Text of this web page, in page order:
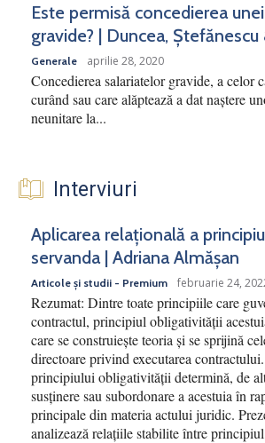
Este permisă concedierea
gravide? | Duncea,
Generale aprilie 28, 2020
Concedierea salariatelor gravide, a celor
curând sau care alăptează a dat naștere
neunitare la...
Interviuri
Aplicarea relațională a
servanda | Adriana Almășan
Articole și studii - Premium februarie 24,
Rezumat: Dintre toate principiile care
contractul, principiul obligativității
care se construiește teoria și se sprijină
directoare privind executarea
principiului obligativității determină, de
susținere sau subordonare a acestuia în
principale din materia actului juridic.
analizează relațiile stabilite între